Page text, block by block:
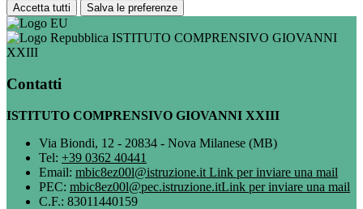
Accetta tutti Salva le preferenze
ISTITUTO COMPRENSIVO GIOVANNI
XXIII
Contatti
ISTITUTO COMPRENSIVO GIOVANNI XXIII
Via Biondi, 12 - 20834 - Nova Milanese (MB)
Tel: +39 0362 40441
Email: mbic8ez00l@istruzione.it Link per inviare una mail
PEC: mbic8ez00l@pec.istruzione.itLink per inviare una mail
C.F.: 83011440159